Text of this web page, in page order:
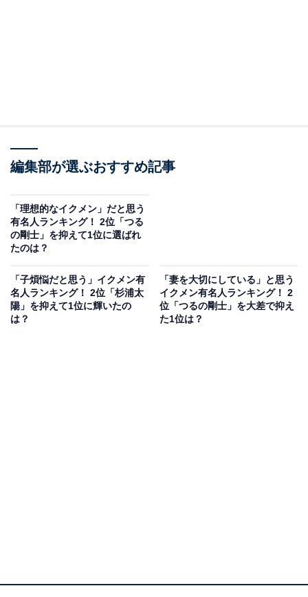
3位にランクインしたのは、歌手でタレントのDAIGOさ
長女が誕生しています。また、9月には第2子の妊娠を報
告。家族が増える喜びをブログにつづっています。
妻の北川さんからも、家事や育児に積極的に参加してい
るとイクメンっぷりを明かされているDAIGOさん。番組
収録を10本こなした後に手料理を振る舞うなど、家族思
編集部が選ぶおすすめ記事
「理想的なイクメン」だと思う
有名人ランキング！ 2位「つる
の剛士」を抑えて1位に選ばれ
たのは？
「子煩悩だと思う」イクメン有
名人ランキング！ 2位「杉浦太
陽」を抑えて1位に輝いたの
は？
「妻を大切にしている」と思う
イクメン有名人ランキング！ 2
位「つるの剛士」を大差で抑え
た1位は？